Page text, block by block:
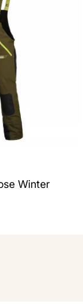
Winter